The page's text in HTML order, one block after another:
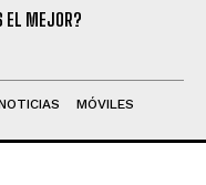
EL MEJOR?
MÓVILES